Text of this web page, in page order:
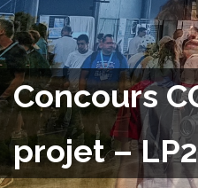
Concours
projet –